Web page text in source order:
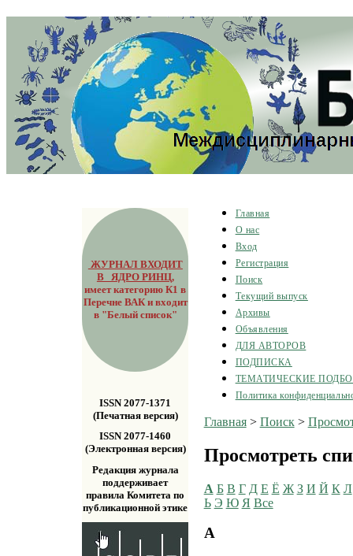
ЖУРНАЛ ВХОДИТ
В ЯДРО РИНЦ,
имеет категорию К1 в
Перечне ВАК и входит
в "Белый список"
ISSN 2077-1371
(Печатная версия)
ISSN 2077-1460
(Электронная версия)
Редакция журнала
поддерживает
правила Комитета по
публикационной этике
Главная
О нас
Вход
Регистрация
Поиск
Текущий выпуск
Архивы
Объявления
ДЛЯ АВТОРОВ
ПОДПИСКА
ТЕМАТИЧЕСКИЕ
Политика
Главная> Поиск>
Просмотреть
А Б В Г Д Е Ё Ж З И Й К Л
Ь Э Ю Я Все
А